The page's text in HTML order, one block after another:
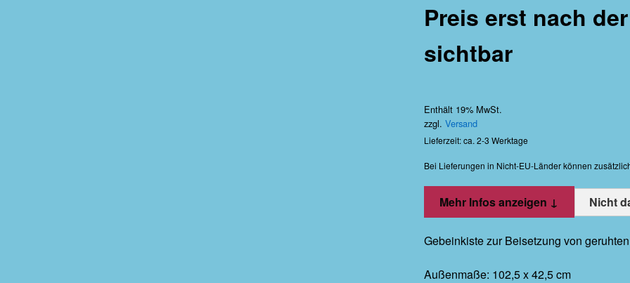
Preis erst nach
sichtbar
Enthält 19% MwSt.
zzgl. Versand
Lieferzeit: ca. 2-3 Werktage
Bei Lieferungen in Nicht-EU-Länder können
Mehr Infos anzeigen ↓ Nicht
Gebeinkiste zur Beisetzung von
Außenmaße: 102,5 x 42,5 cm